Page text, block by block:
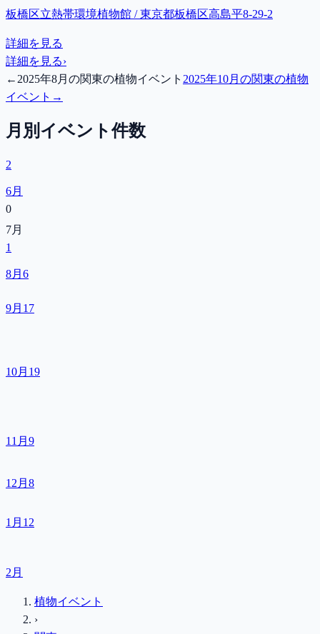
板橋区立熱帯環境植物館 / 東京都板橋区高島平8-29-2
詳細を見る
詳細を見る›
← 2025年8月の関東の植物イベント 2025年10月の関東の植物
イベント →
月別イベント件数
2
6月
0
7月
1
8月 6
9月 17
10月 19
11月 9
12月 8
1月 12
2月
植物イベント
›